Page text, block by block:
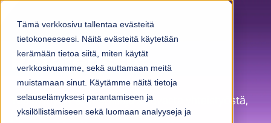
Tämä verkkosivu tallentaa evästeitä
tietokoneeseesi. Näitä evästeitä käytetään
kerämään tietoa siitä, miten käytät
verkkosivuamme, sekä auttamaan meitä
muistamaan sinut. Käytämme näitä tietoja
selauselämyksesi parantamiseen ja
yksilöllistämiseen sekä luomaan analyyseja ja
Referenssit
Täältä löytyy esimerkkejä sujuvasta yhteistyöstä,
jonka ansiosta asiakas onnistuu.